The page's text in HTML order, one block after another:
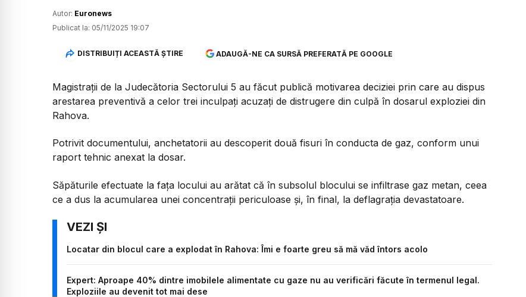
Autor: Euronews
Publicat la: 05/11/2025 19:07
DISTRIBUIȚI ACEASTĂ ȘTIRE ADAUGĂ-NE CA SURSĂ PREFERATĂ PE GOOGLE
Magistrații de la Judecătoria Sectorului 5 au făcut publică motivarea deciziei prin care au dispus
arestarea preventivă a celor trei inculpați acuzați de distrugere din culpă în dosarul exploziei din
Rahova.
Potrivit documentului, anchetatorii au descoperit două fisuri în conducta de gaz, conform unui
raport tehnic anexat la dosar.
Săpăturile efectuate la fața locului au arătat că în subsolul blocului se infiltrase gaz metan, ceea
ce a dus la acumularea unei concentrații periculoase și, în final, la deflagrația devastatoare.
Locatar din blocul care a explodat în Rahova: Îmi e foarte greu să mă văd întors acolo
Expert: Aproape 40% dintre imobilele alimentate cu gaze nu au verificări făcute în termenul legal.
Exploziile au devenit tot mai dese